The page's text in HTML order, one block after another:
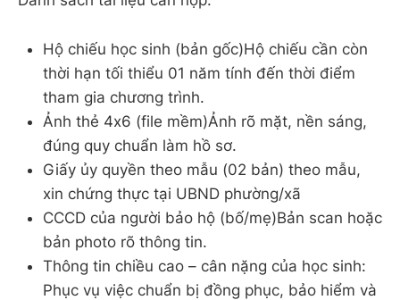
Hộ chiếu học sinh (bản gốc)Hộ chiếu cần còn
thời hạn tối thiểu 01 năm tính đến thời điểm
tham gia chương trình.
Ảnh thẻ 4x6 (file mềm)Ảnh rõ mặt, nền sáng,
đúng quy chuẩn làm hồ sơ.
Giấy ủy quyền theo mẫu (02 bản) theo mẫu,
xin chứng thực tại UBND phường/xã
CCCD của người bảo hộ (bố/mẹ)Bản scan hoặc
bản photo rõ thông tin.
Thông tin chiều cao – cân nặng của học sinh:
Phục vụ việc chuẩn bị đồng phục, bảo hiểm và